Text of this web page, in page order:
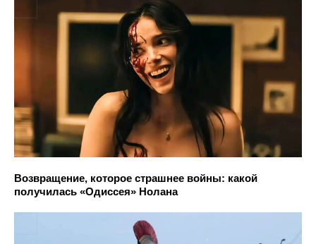
Возвращение, которое страшнее войны: какой
получилась «Одиссея» Нолана